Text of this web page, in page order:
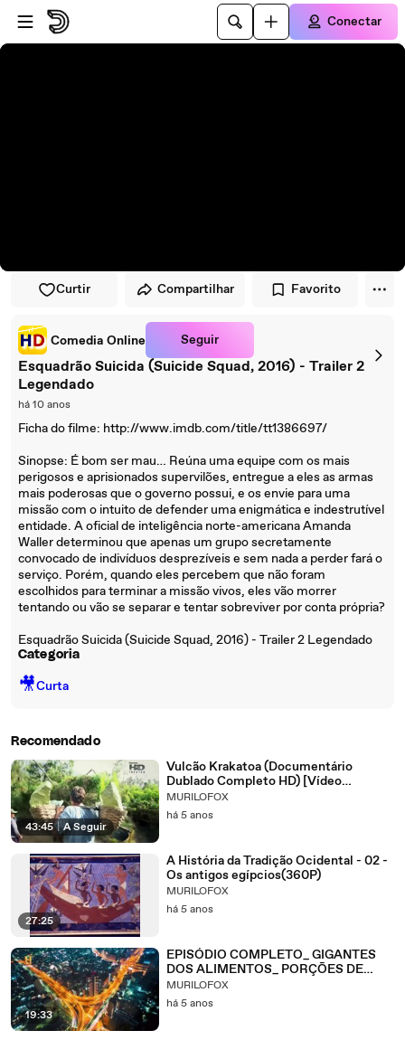
Pular para o player
Ir para o conteúdo principal
Conectar
Curtir Compartilhar Favorito
Comedia Online Seguir
Esquadrão Suicida (Suicide Squad, 2016) - Trailer 2
Legendado
há 10 anos
Ficha do filme: http://www.imdb.com/title/tt1386697/
Sinopse: É bom ser mau… Reúna uma equipe com os mais
perigosos e aprisionados supervilões, entregue a eles as armas
mais poderosas que o governo possui, e os envie para uma
missão com o intuito de defender uma enigmática e indestrutível
entidade. A oficial de inteligência norte-americana Amanda
Waller determinou que apenas um grupo secretamente
convocado de indivíduos desprezíveis e sem nada a perder fará o
serviço. Porém, quando eles percebem que não foram
escolhidos para terminar a missão vivos, eles vão morrer
tentando ou vão se separar e tentar sobreviver por conta própria?
Esquadrão Suicida (Suicide Squad, 2016) - Trailer 2 Legendado
Categoria
🎥Curta
Recomendado
43:45 | A Seguir
Vulcão Krakatoa (Documentário
Dublado Completo HD) [Vídeo
Reupado](720P_HD)
MURILOFOX
há 5 anos
27:25
A História da Tradição Ocidental - 02 -
Os antigos egípcios(360P)
MURILOFOX
há 5 anos
19:33
EPISÓDIO COMPLETO_ GIGANTES
DOS ALIMENTOS_ PORÇÕES DE
HISTÓRIA - A Fábrica de Chocolates _
HISTORY(1080P_HD)
MURILOFOX
há 5 anos